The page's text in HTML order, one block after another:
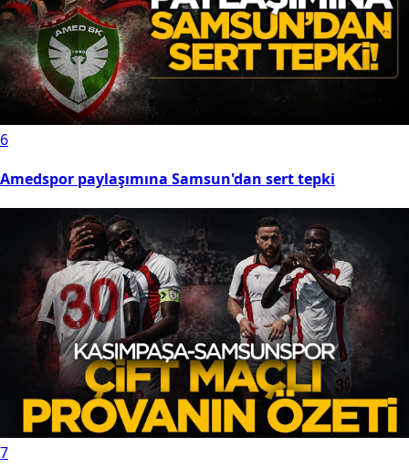
6
Amedspor paylaşımına Samsun'dan sert tepki
7